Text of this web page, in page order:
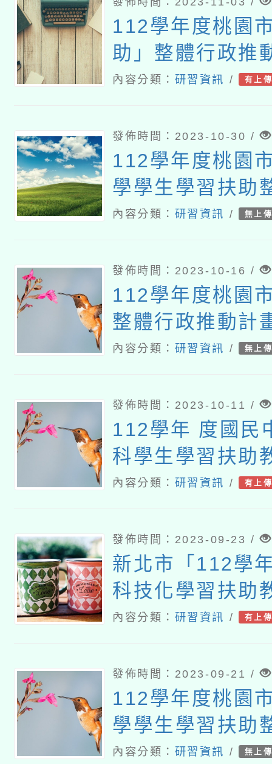
112學年度桃園
助」整體行政推
畫十二~一：國
內容分類： 研習資訊 / 有上
發佈時間：2023-10-30 /
112學年度桃園
學學生學習扶助
動計畫-子計畫
內容分類： 研習資訊 / 無上
發佈時間：2023-10-16 /
112學年度桃園
整體行政推動計
三：科技化評量
內容分類： 研習資訊 / 無上
發佈時間：2023-10-11 /
112學年 度國民
科學生學習扶助
畫
內容分類： 研習資訊 / 有上
發佈時間：2023-09-23 /
新北市「112學
科技化學習扶助
習」
內容分類： 研習資訊 / 有上
發佈時間：2023-09-21 /
112學年度桃園
學學生學習扶助
動計畫子計畫十
內容分類： 研習資訊 / 無上